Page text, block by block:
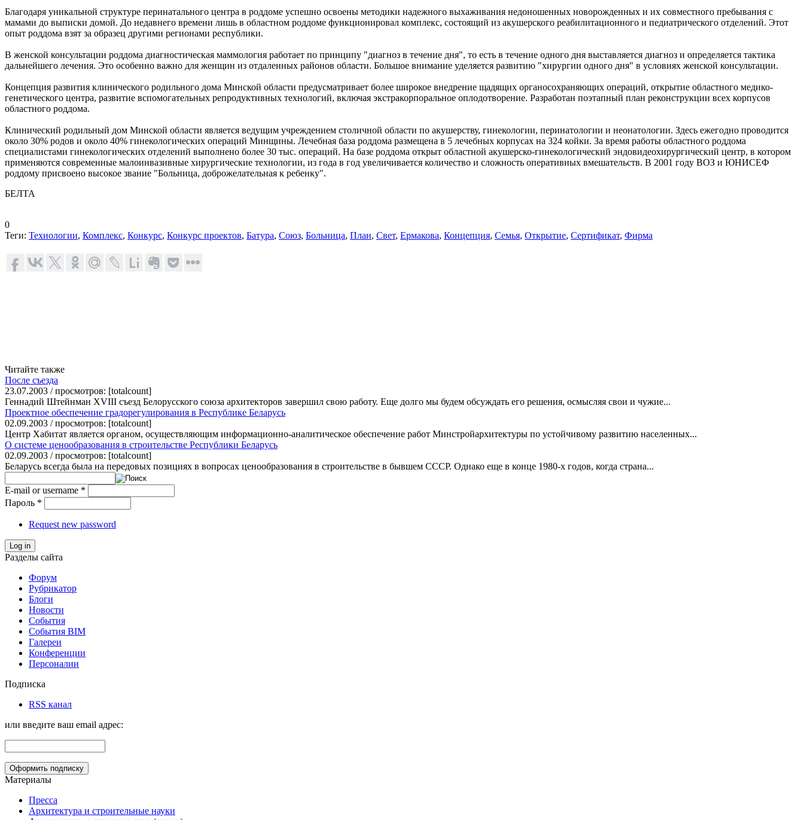
Благодаря уникальной структуре перинатального центра в роддоме успешно освоены методики надежного выхаживания недоношенных новорожденных и их совместного пребывания с
мамами до выписки домой. До недавнего времени лишь в областном роддоме функционировал комплекс, состоящий из акушерского реабилитационного и педиатрического отделений. Этот
опыт роддома взят за образец другими регионами республики.
В женской консультации роддома диагностическая маммология работает по принципу "диагноз в течение дня", то есть в течение одного дня выставляется диагноз и определяется тактика
дальнейшего лечения. Это особенно важно для женщин из отдаленных районов области. Большое внимание уделяется развитию "хирургии одного дня" в условиях женской консультации.
Концепция развития клинического родильного дома Минской области предусматривает более широкое внедрение щадящих органосохраняющих операций, открытие областного медико-
генетического центра, развитие вспомогательных репродуктивных технологий, включая экстракорпоральное оплодотворение. Разработан поэтапный план реконструкции всех корпусов
областного роддома.
Клинический родильный дом Минской области является ведущим учреждением столичной области по акушерству, гинекологии, перинатологии и неонатологии. Здесь ежегодно проводится
около 30% родов и около 40% гинекологических операций Минщины. Лечебная база роддома размещена в 5 лечебных корпусах на 324 койки. За время работы областного роддома
специалистами гинекологических отделений выполнено более 30 тыс. операций. На базе роддома открыт областной акушерско-гинекологический эндовидеохирургический центр, в котором
применяются современные малоинвазивные хирургические технологии, из года в год увеличивается количество и сложность оперативных вмешательств. В 2001 году ВОЗ и ЮНИСЕФ
роддому присвоено высокое звание "Больница, доброжелательная к ребенку".
БЕЛТА
0
Теги: Технологии, Комплекс, Конкурс, Конкурс проектов, Батура, Союз, Больница, План, Свет, Ермакова, Концепция, Семья, Открытие, Сертификат, Фирма
Читайте также
После съезда
23.07.2003 / просмотров: [totalcount]
Геннадий Штейнман XVIII съезд Белорусского союза архитекторов завершил свою работу. Еще долго мы будем обсуждать его решения, осмысляя свои и чужие...
Проектное обеспечение градорегулирования в Республике Беларусь
02.09.2003 / просмотров: [totalcount]
Центр Хабитат является органом, осуществляющим информационно-аналитическое обеспечение работ Минстройархитектуры по устойчивому развитию населенных...
О системе ценообразования в строительстве Республики Беларусь
02.09.2003 / просмотров: [totalcount]
Беларусь всегда была на передовых позициях в вопросах ценообразования в строительстве в бывшем СССР. Однако еще в конце 1980-х годов, когда страна...
E-mail or username *
Пароль *
Request new password
Log in
Разделы сайта
Форум
Рубрикатор
Блоги
Новости
События
События BIM
Галереи
Конференции
Персоналии
Подписка
RSS канал
или введите ваш email адрес:
Материалы
Пресса
Архитектура и строительные науки